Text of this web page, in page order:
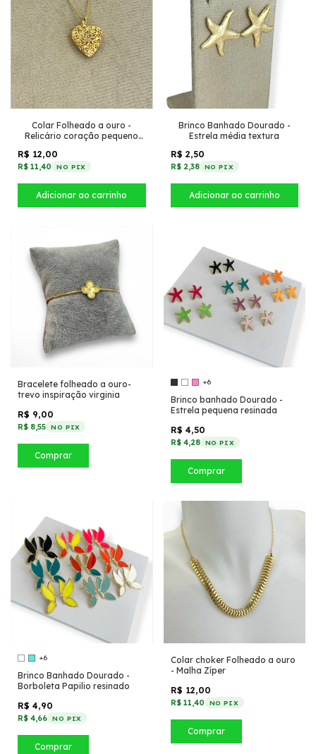
Colar Folheado a ouro -
Relicário coração pequeno
R$ 12,00
R$ 11,40 NO PIX
Brinco Banhado Dourado -
Estrela média textura
R$ 2,50
R$ 2,38 NO PIX
Bracelete folheado a ouro-
trevo inspiração virginia
R$ 9,00
R$ 8,55 NO PIX
Comprar
+6
Brinco banhado Dourado -
Estrela pequena resinada
R$ 4,50
R$ 4,28 NO PIX
Comprar
+6
Brinco Banhado Dourado -
Borboleta Papilio resinado
R$ 4,90
R$ 4,66 NO PIX
Comprar
Colar choker Folheado a ouro
- Malha Zíper
R$ 12,00
R$ 11,40 NO PIX
Comprar